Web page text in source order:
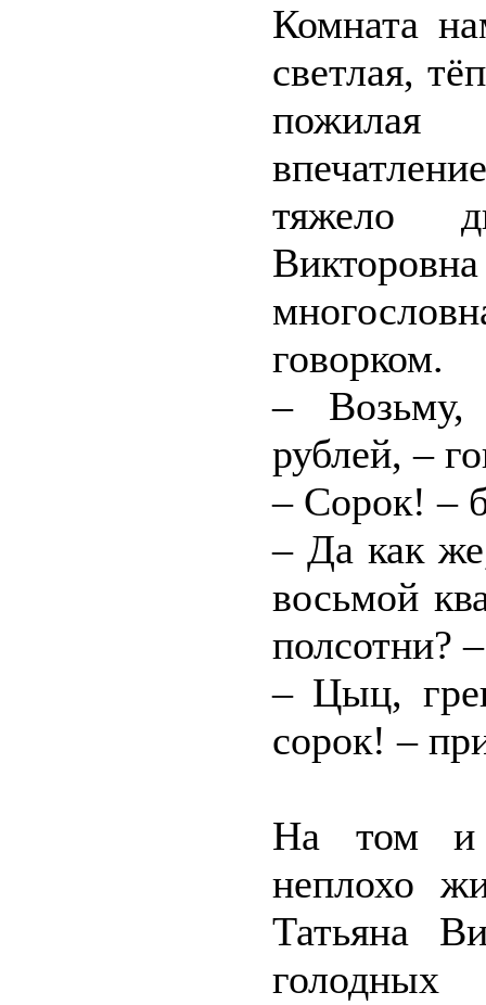
Комната
светлая,
пожилая
тяжело
говорком.
– Возьму,
рублей, –
– Сорок! –
– Да как
восьмой
полсотни?
– Цыц,
сорок! –
На том и
неплохо
Татьяна